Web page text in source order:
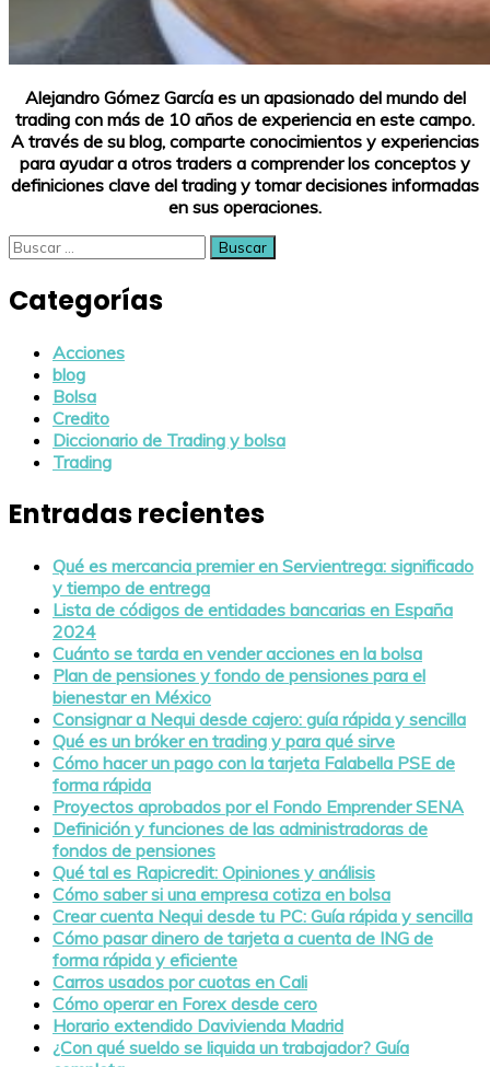
Alejandro Gómez García es un apasionado del mundo del
trading con más de 10 años de experiencia en este campo.
A través de su blog, comparte conocimientos y experiencias
para ayudar a otros traders a comprender los conceptos y
definiciones clave del trading y tomar decisiones informadas
en sus operaciones.
Buscar:
Categorías
Acciones
blog
Bolsa
Credito
Diccionario de Trading y bolsa
Trading
Entradas recientes
Qué es mercancia premier en Servientrega: significado
y tiempo de entrega
Lista de códigos de entidades bancarias en España
2024
Cuánto se tarda en vender acciones en la bolsa
Plan de pensiones y fondo de pensiones para el
bienestar en México
Consignar a Nequi desde cajero: guía rápida y sencilla
Qué es un bróker en trading y para qué sirve
Cómo hacer un pago con la tarjeta Falabella PSE de
forma rápida
Proyectos aprobados por el Fondo Emprender SENA
Definición y funciones de las administradoras de
fondos de pensiones
Qué tal es Rapicredit: Opiniones y análisis
Cómo saber si una empresa cotiza en bolsa
Crear cuenta Nequi desde tu PC: Guía rápida y sencilla
Cómo pasar dinero de tarjeta a cuenta de ING de
forma rápida y eficiente
Carros usados por cuotas en Cali
Cómo operar en Forex desde cero
Horario extendido Davivienda Madrid
¿Con qué sueldo se liquida un trabajador? Guía